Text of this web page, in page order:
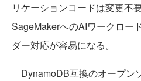
リケーションコードは変更不
SageMakerへのAIワークロー
ダー対応が容易になる。
DynamoDB互換のオープン